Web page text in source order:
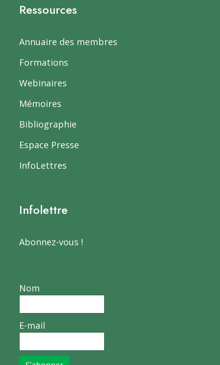
Ressources
Annuaire des membres
Formations
Webinaires
Mémoires
Bibliographie
Espace Presse
InfoLettres
Infolettre
Abonnez-vous !
Nom
E-mail